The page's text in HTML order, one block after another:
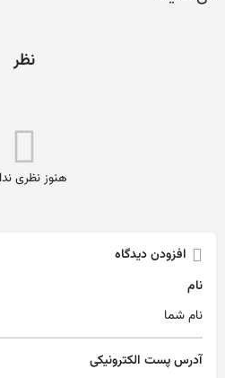
نظر
هنوز نظری
افزودن دیدگاه
نام
آدرس پست الکترونیکی